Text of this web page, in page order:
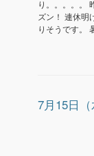
り。。。。。
ズン！ 連休明
りそうです。
7月15日